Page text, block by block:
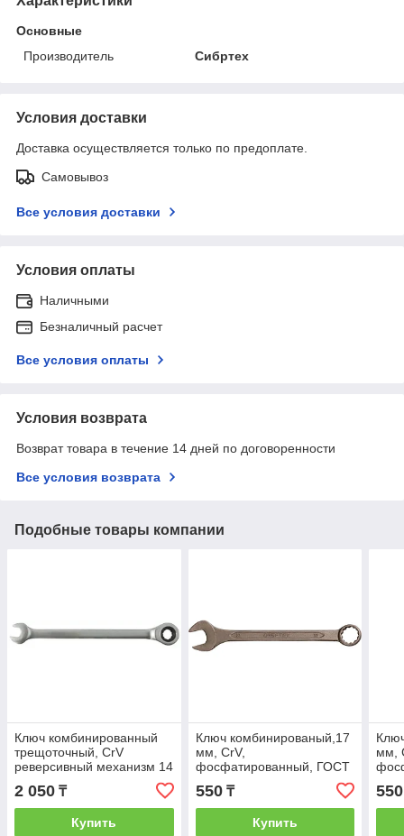
Основные
Производитель
Сибртех
Условия доставки
Доставка осуществляется только по предоплате.
Самовывоз
Все условия доставки
Условия оплаты
Наличными
Безналичный расчет
Все условия оплаты
Условия возврата
Возврат товара в течение 14 дней по договоренности
Все условия возврата
Подобные товары компании
Ключ комбинированный
трещоточный, CrV
реверсивный механизм 14
2 050 ₸
Купить
Ключ комбинированый,17
мм, CrV,
фосфатированный, ГОСТ
16983// СИБРТЕХ
550₸
Купить
мм,
550